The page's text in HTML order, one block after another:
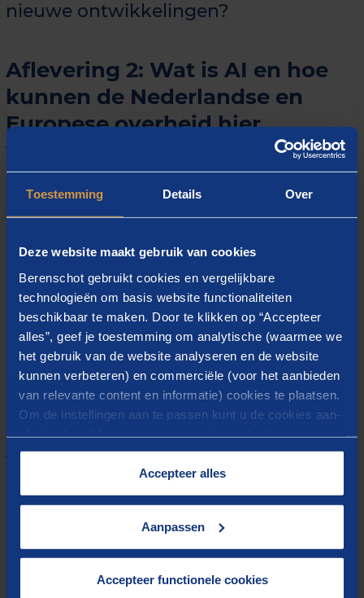
Toestemming Details Over
Deze website maakt gebruik van cookies
Berenschot gebruikt cookies en vergelijkbare
technologieën om basis website functionaliteiten
beschikbaar te maken. Door te klikken op “Accepteer
alles”, geef je toestemming om analytische (waarmee we
het gebruik van de website analyseren en de website
kunnen verbeteren) en commerciële (voor het aanbieden
van relevante content en informatie) cookies te plaatsen.
Om de instellingen aan te passen kunt u de cookies aan-
cookies op onze website treft u in onze
Accepteer alles
Aanpassen
Accepteer functionele cookies
nieuwe ontwikkelingen?
Aflevering 2: Wat is AI en hoe
kunnen de Nederlandse en
Europese overheid hier
verstandig mee om te gaan?
In de tweede aflevering van de Berenschot podcast
Bestuurspraat gaan adviseursMees Bouweriksen
Kees Verhoeven (oud-Kamerlid D66) en Floris
Hoogenboom (voorzitter Stichting Open Politiek)
gaan ze in op de kansen en de bedreigingen van AI
voor onze democratie.
Beluister de aflevering via Spotify